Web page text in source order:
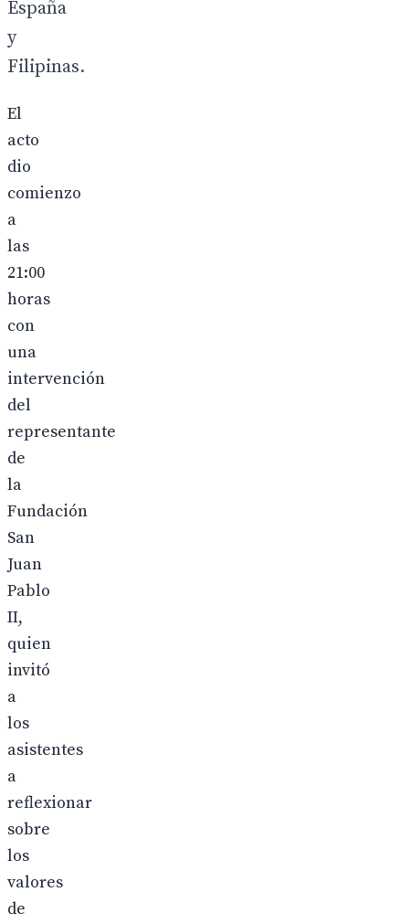
España
y
Filipinas.
El
acto
dio
comienzo
a
las
21:00
horas
con
una
intervención
del
representante
de
la
Fundación
San
Juan
Pablo
II,
quien
invitó
a
los
asistentes
a
reflexionar
sobre
los
valores
de